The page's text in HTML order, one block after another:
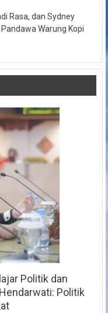
Rasa, dan Sydney
Warung Kopi
Politik dan
Politik